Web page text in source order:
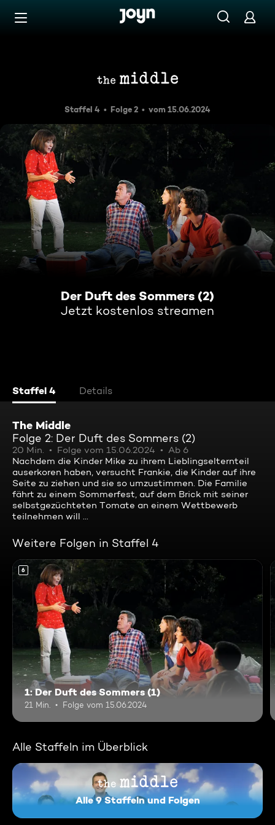
Zum Inhalt springen
Staffel 4 Folge 2 vom 15.06.2024
Der Duft des Sommers (2)
Jetzt kostenlos streamen
Staffel 4 Details
The Middle
Folge 2: Der Duft des Sommers (2)
20 Min. Folge vom 15.06.2024
Ab 6
Nachdem die Kinder Mike zu ihrem Lieblingselternteil
auserkoren haben, versucht Frankie, die Kinder auf ihre
Seite zu ziehen und sie so umzustimmen. Die Familie
fährt zu einem Sommerfest, auf dem Brick mit seiner
selbstgezüchteten Tomate an einem Wettbewerb
teilnehmen will ...
Weitere Folgen in Staffel 4
6
1: Der Duft des Sommers (1)
21 Min. Folge vom 15.06.2024
Alle Staffeln im Überblick
Alle 9 Staffeln und Folgen